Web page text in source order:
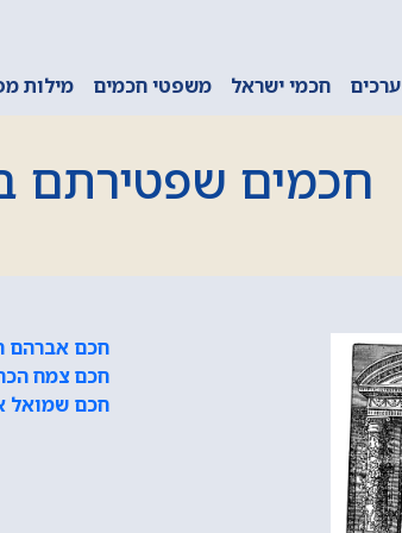
ערכים חכמי ישראל משפטי חכמים מילות
חכמים שפטירתם
חכם אברהם
חכם צמח
חכם שמואל